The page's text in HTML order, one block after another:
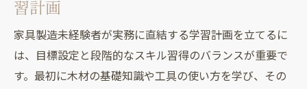
習計画
家具製造未経験者が実務に直結する学習計画を立てるに
は、目標設定と段階的なスキル習得のバランスが重要で
す。最初に木材の基礎知識や工具の使い方を学び、その